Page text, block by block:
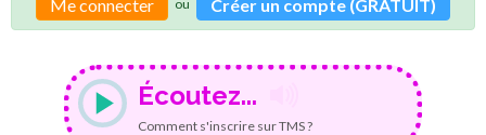
Me connecter ou Créer un compte (GRATUIT)
Écoutez...
Comment s'inscrire sur TMS ?